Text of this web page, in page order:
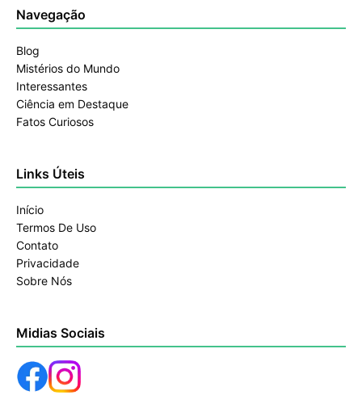
Navegação
Blog
Mistérios do Mundo
Interessantes
Ciência em Destaque
Fatos Curiosos
Links Úteis
Início
Termos De Uso
Contato
Privacidade
Sobre Nós
Midias Sociais